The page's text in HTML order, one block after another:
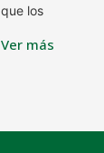
que los
Ver más